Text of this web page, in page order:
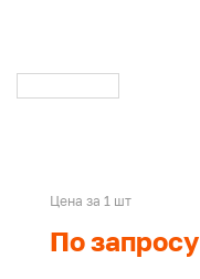
Цена за 1 шт
По запросу